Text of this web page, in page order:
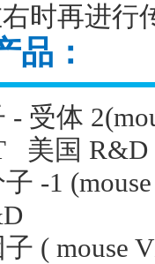
时再进行
品：
- 受体
美国 R&D
-1
( mouse